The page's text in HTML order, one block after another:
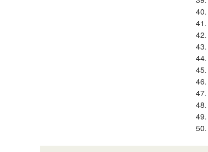
40.
41.
42.
43.
44.
45.
46.
47.
48.
49.
50.